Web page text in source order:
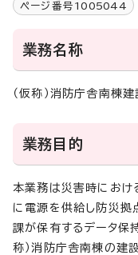
ページ番号 1005044
業務名称
（仮称）消防庁舎南棟
業務目的
本業務は災害時におけ
に電源を供給し防災拠
課が保有するデータ保
称）消防庁舎南棟の建